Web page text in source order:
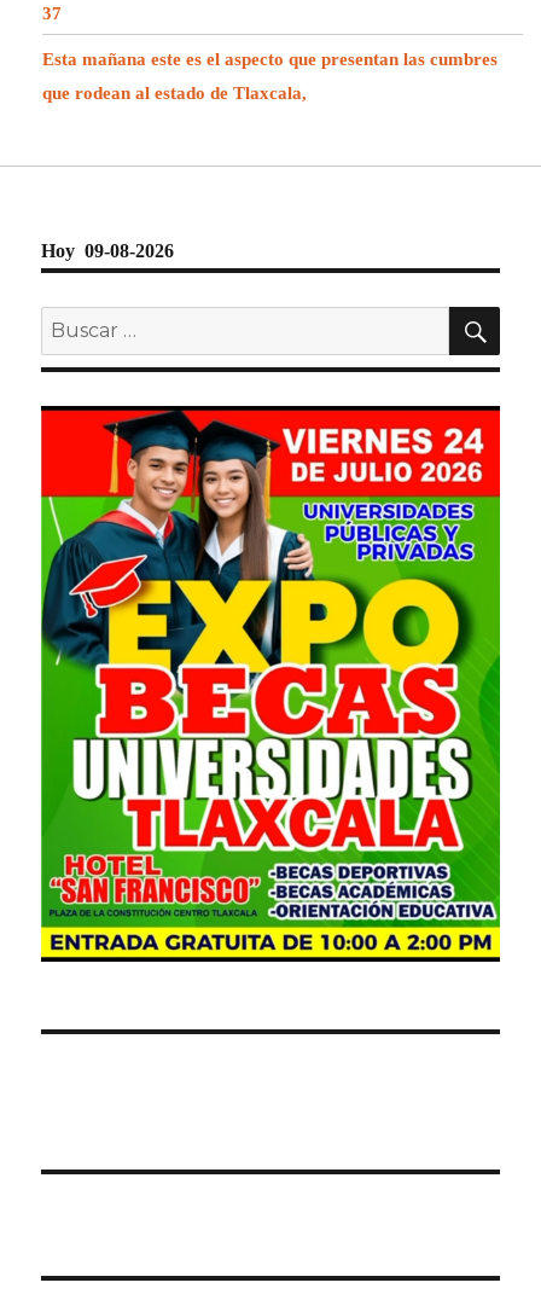
37
Esta mañana este es el aspecto que presentan las cumbres
que rodean al estado de Tlaxcala,
Hoy 09-08-2026
Buscar
por: